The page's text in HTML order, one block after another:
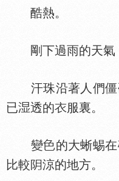
酷熱。
剛下過雨的天氣
汗珠沿著人們僵
已
透的 服裏。
變
的大蜥蜴
比較
涼的地方。